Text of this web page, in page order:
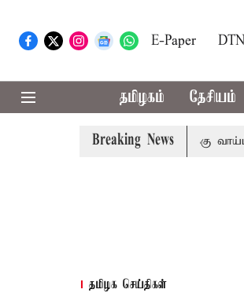
E-Paper
தமிழகம் தேசியம்
Breaking News
தமிழகத்தில் இன்று மழைக்கு
தமிழக செய்திகள்